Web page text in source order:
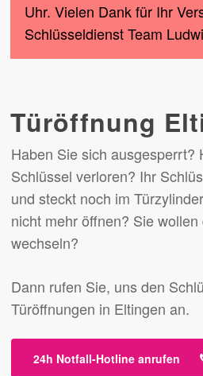
Uhr. Vielen Dank für Ihr
Schlüsseldienst Team
Türöffnung
Haben Sie sich ausgesperrt?
Schlüssel verloren? Ihr
und steckt noch im
nicht mehr öffnen? Sie
wechseln?
Dann rufen Sie, uns den
Türöffnungen in Eltingen an.
24h Notfall-Hotline anrufen